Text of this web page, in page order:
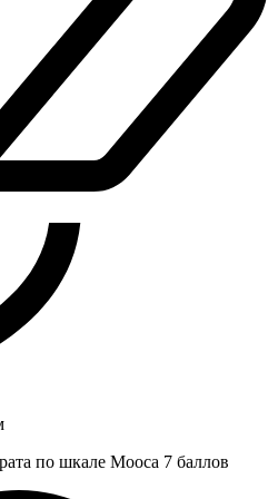
по шкале Мооса 7 баллов